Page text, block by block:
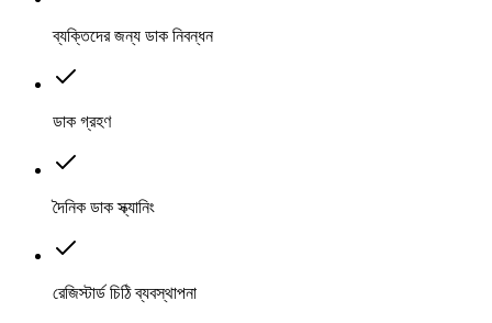
ব্যক্তিদের জন্য ডাক নিবন্ধন
ডাক গ্রহণ
দৈনিক ডাক স্ক্যানিং
রেজিস্টার্ড চিঠি ব্যবস্থাপনা